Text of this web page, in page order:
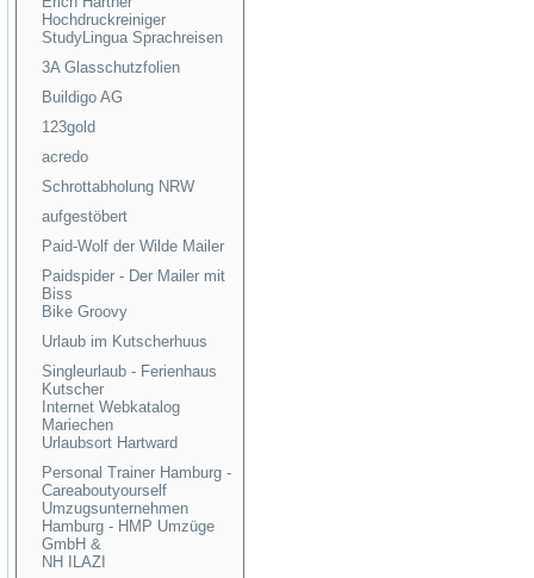
Hochdruckreiniger
StudyLingua Sprachreisen
3A Glasschutzfolien
Buildigo AG
123gold
acredo
Schrottabholung NRW
aufgestöbert
Paid-Wolf der Wilde Mailer
Paidspider - Der Mailer mit
Biss
Bike Groovy
Urlaub im Kutscherhuus
Singleurlaub - Ferienhaus
Kutscher
Internet Webkatalog
Mariechen
Urlaubsort Hartward
Personal Trainer Hamburg -
Careaboutyourself
Umzugsunternehmen
Hamburg - HMP Umzüge
GmbH &
NH ILAZI